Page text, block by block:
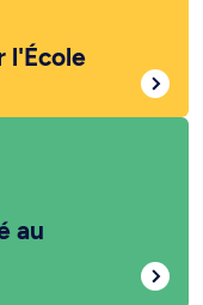
l'École
au